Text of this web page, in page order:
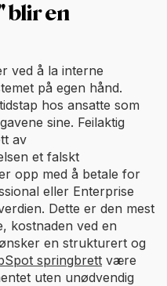
blir en
ved å la interne
på egen hånd.
hos ansatte som
sine. Feilaktig
av
et falskt
opp med å betale for
eller Enterprise
Dette er den mest
kostnaden ved en
en strukturert og
springbrett være
uten unødvendig